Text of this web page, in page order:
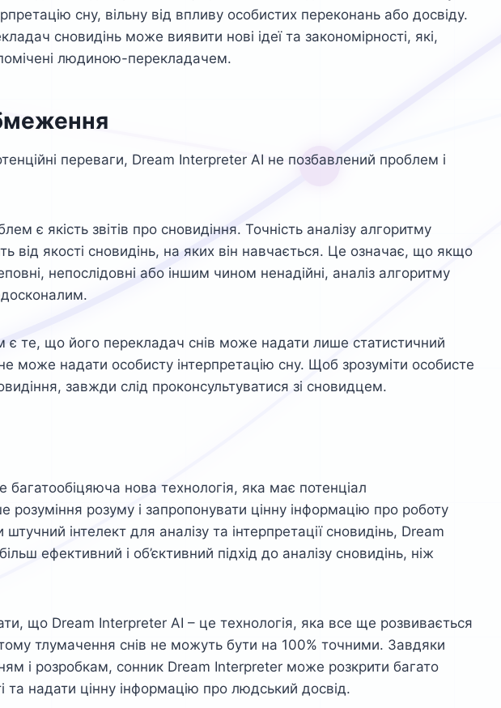
сну, вільну від впливу особистих переконань або досвіду.
сновидінь може виявити нові ідеї та закономірності, які,
людиною-перекладачем.
переваги, Dream Interpreter AI не позбавлений проблем і
є якість звітів про сновидіння. Точність аналізу алгоритму
від якості сновидінь, на яких він навчається. Це означає, що якщо
непослідовні або іншим чином ненадійні, аналіз алгоритму
те, що його перекладач снів може надати лише статистичний
може надати особисту інтерпретацію сну. Щоб зрозуміти особисте
завжди слід проконсультуватися зі сновидцем.
багатообіцяюча нова технологія, яка має потенціал
розуміння розуму і запропонувати цінну інформацію про роботу
інтелект для аналізу та інтерпретації сновидінь, Dream
ефективний і об’єктивний підхід до аналізу сновидінь, ніж
що Dream Interpreter AI – це технологія, яка все ще розвивається
тлумачення снів не можуть бути на 100% точними. Завдяки
і розробкам, сонник Dream Interpreter може розкрити багато
та надати цінну інформацію про людський досвід.